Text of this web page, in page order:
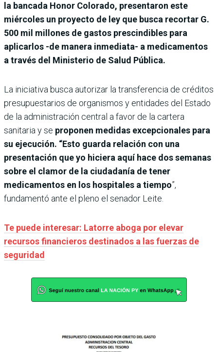
la bancada Honor Colorado, presentaron este
miércoles un proyecto de ley que busca recortar G.
500 mil millones de gastos prescindibles para
aplicarlos -de manera inmediata- a medicamentos
a través del Ministerio de Salud Pública.
La iniciativa busca autorizar la transferencia de créditos
presupuestarios de organismos y entidades del Estado
de la administración central a favor de la cartera
sanitaria y se proponen medidas excepcionales para
su ejecución. “Esto guarda relación con una
presentación que yo hiciera aquí hace dos semanas
sobre el clamor de la ciudadanía de tener
medicamentos en los hospitales a tiempo”,
fundamentó ante el pleno el senador Leite.
Te puede interesar: Latorre aboga por elevar
recursos financieros destinados a las fuerzas de
seguridad